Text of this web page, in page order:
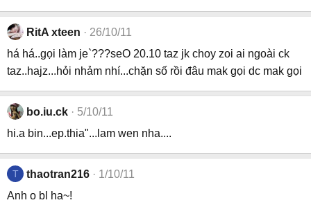
RitA xteen
26/10/11
há há..gọi làm je`???seO 20.10 taz jk choy zoi ai ngoài ck
taz..hajz...hỏi nhảm nhí...chặn số rồi đâu mak gọi dc mak gọi
bo.iu.ck
5/10/11
hi.a bin...ep.thia"...lam wen nha....
T thaotran216
1/10/11
Anh o bl ha~!